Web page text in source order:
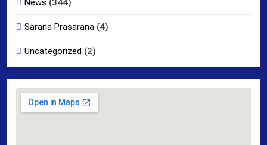
News (344)
Sarana Prasarana (4)
Uncategorized (2)